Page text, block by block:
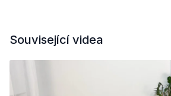
Související videa